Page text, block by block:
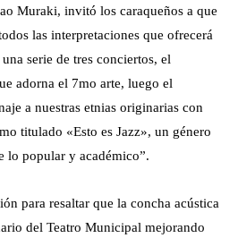
Muraki, invitó los caraqueños a que
las interpretaciones que ofrecerá
serie de tres conciertos, el
adorna el 7mo arte, luego el
a nuestras etnias originarias con
titulado «Esto es Jazz», un género
lo popular y académico”.
para resaltar que la concha acústica
del Teatro Municipal mejorando